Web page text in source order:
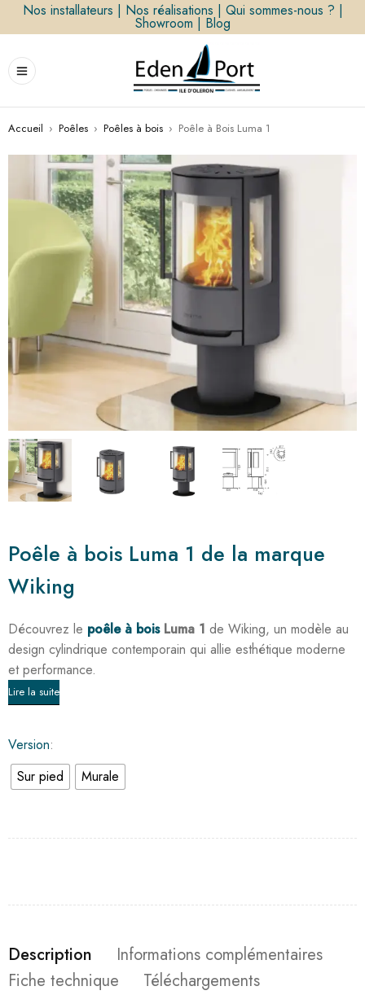
Nos installateurs | Nos réalisations | Qui sommes-nous ? |
Showroom | Blog
Accueil › Poêles › Poêles à bois › Poêle à Bois Luma 1
Poêle à bois Luma 1 de la marque
Wiking
Découvrez le poêle à boisLuma 1 de Wiking, un modèle au
design cylindrique contemporain qui allie esthétique moderne
et performance.
Lire la suite
Version
Sur pied
Murale
Description
Informations complémentaires
Fiche technique
Téléchargements